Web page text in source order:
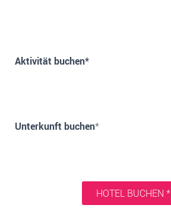
Aktivität buchen*
Unterkunft buchen*
HOTEL BUCHEN *